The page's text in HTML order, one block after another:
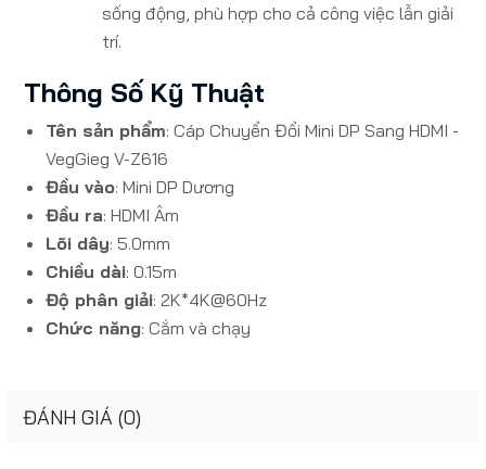
sống động, phù hợp cho cả công việc lẫn giải
trí.
Thông Số Kỹ Thuật
Tên sản phẩm: Cáp Chuyển Đổi Mini DP Sang HDMI -
VegGieg V-Z616
Đầu vào: Mini DP Dương
Đầu ra: HDMI Âm
Lõi dây: 5.0mm
Chiều dài: 0.15m
Độ phân giải: 2K*4K@60Hz
Chức năng: Cắm và chạy
ĐÁNH GIÁ (0)